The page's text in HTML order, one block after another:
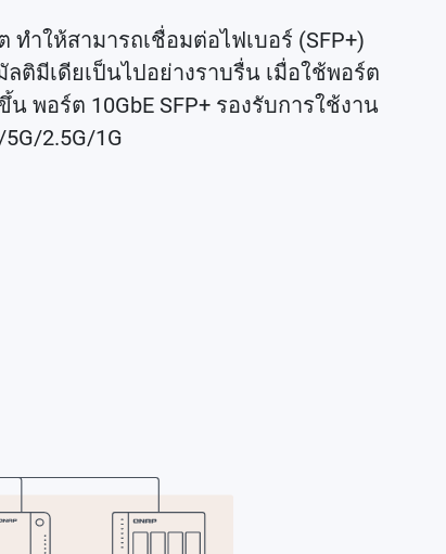
ทำให้สามารถเชื่อมต่อไฟเบอร์ (SFP+)
ติมีเดียเป็นไปอย่างราบรื่น เมื่อใช้พอร์ต
พอร์ต 10GbE SFP+ รองรับการใช้งาน
2.5G/1G